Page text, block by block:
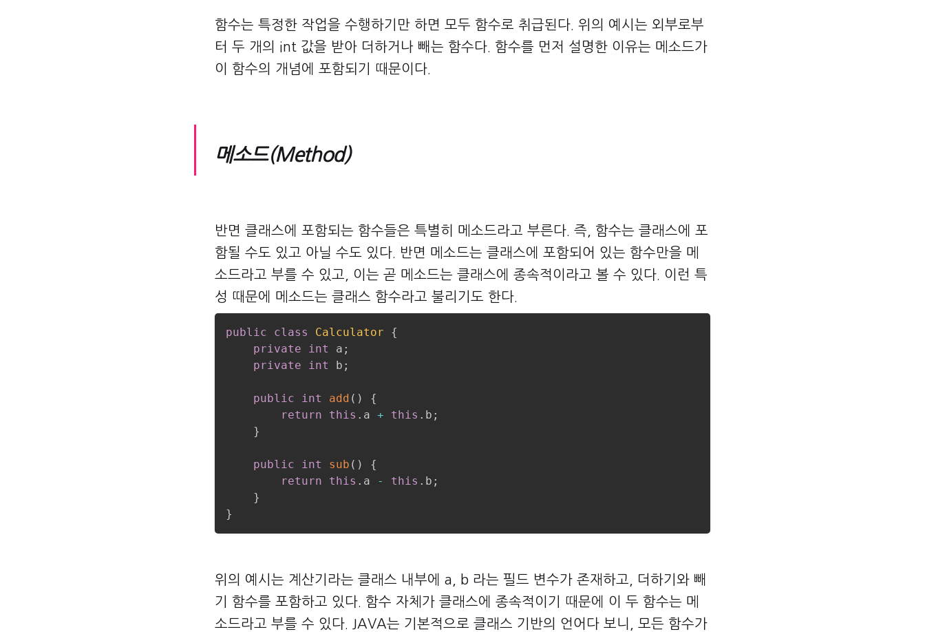
함수는 특정한 작업을 수행하기만 하면 모두 함수로 취급된다. 위의 예시는 외부로부
터 두 개의 int 값을 받아 더하거나 빼는 함수다. 함수를 먼저 설명한 이유는 메소드가
이 함수의 개념에 포함되기 때문이다.
메소드(Method)
반면 클래스에 포함되는 함수들은 특별히 메소드라고 부른다. 즉, 함수는 클래스에 포
함될 수도 있고 아닐 수도 있다. 반면 메소드는 클래스에 포함되어 있는 함수만을 메
소드라고 부를 수 있고, 이는 곧 메소드는 클래스에 종속적이라고 볼 수 있다. 이런 특
성 때문에 메소드는 클래스 함수라고 불리기도 한다.
public class Calculator
{
private
int a ;
private
int b ;
public int add ( )
{
return
this . a + this . b ;
}
public int sub ( )
{
return
this . a - this . b ;
}
}
위의 예시는 계산기라는 클래스 내부에 a, b 라는 필드 변수가 존재하고, 더하기와 빼
기 함수를 포함하고 있다. 함수 자체가 클래스에 종속적이기 때문에 이 두 함수는 메
소드라고 부를 수 있다. JAVA는 기본적으로 클래스 기반의 언어다 보니, 모든 함수가